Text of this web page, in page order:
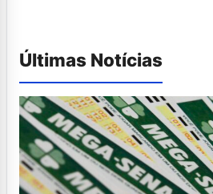
Últimas Notícias